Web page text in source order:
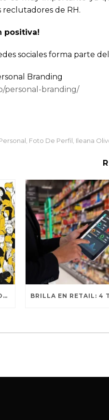
reclutadores de RH.
positiva!
sociales forma parte
Branding
personal-branding/
, Foto De Perfil, Ileana
GENERACIONES EN LA WEB: COMPORTAMIENTOS DISTINTIVOS